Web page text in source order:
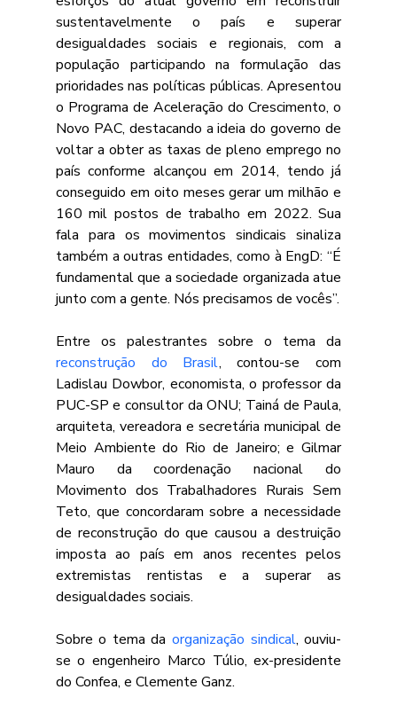
sustentavelmente o país e superar
desigualdades sociais e regionais, com a
população participando na formulação das
prioridades nas políticas públicas. Apresentou
o Programa de Aceleração do Crescimento, o
Novo PAC, destacando a ideia do governo de
voltar a obter as taxas de pleno emprego no
país conforme alcançou em 2014, tendo já
conseguido em oito meses gerar um milhão e
160 mil postos de trabalho em 2022. Sua
fala para os movimentos sindicais sinaliza
também a outras entidades, como à EngD: “É
fundamental que a sociedade organizada atue
junto com a gente. Nós precisamos de vocês”.
reconstrução do Brasil, contou-se com
Ladislau Dowbor, economista, o professor da
PUC-SP e consultor da ONU; Tainá de Paula,
arquiteta, vereadora e secretária municipal de
Meio Ambiente do Rio de Janeiro; e Gilmar
Mauro da coordenação nacional do
Movimento dos Trabalhadores Rurais Sem
Teto, que concordaram sobre a necessidade
de reconstrução do que causou a destruição
imposta ao país em anos recentes pelos
extremistas rentistas e a superar as
desigualdades sociais.
Sobre o tema da organização sindical, ouviu-
se o engenheiro Marco Túlio, ex-presidente
do Confea, e Clemente Ganz.